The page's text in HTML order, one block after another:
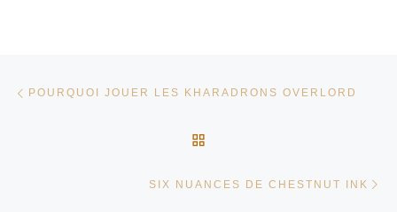
POURQUOI JOUER LES KHARADRONS OVERLORD
SIX NUANCES DE CHESTNUT INK